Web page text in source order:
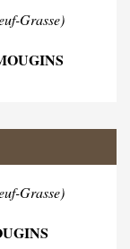
Grasse)
Grasse)